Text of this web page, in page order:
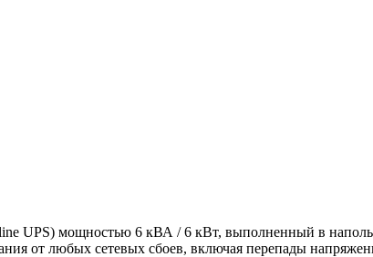
мощностью 6 кВА / 6 кВт, выполненный в
от любых сетевых сбоев, включая перепады